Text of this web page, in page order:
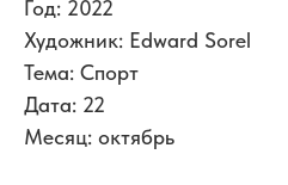
Год: 2022
Художник: Edward Sorel
Тема: Спорт
Дата: 22
Месяц: октябрь